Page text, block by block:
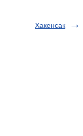
Хакенсак